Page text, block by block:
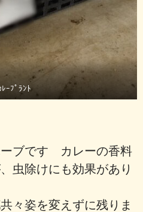
ﾚｰﾌﾟﾗﾝﾄ
ーブです カレーの香料
虫除けにも効果があり
々姿を変えずに残りま